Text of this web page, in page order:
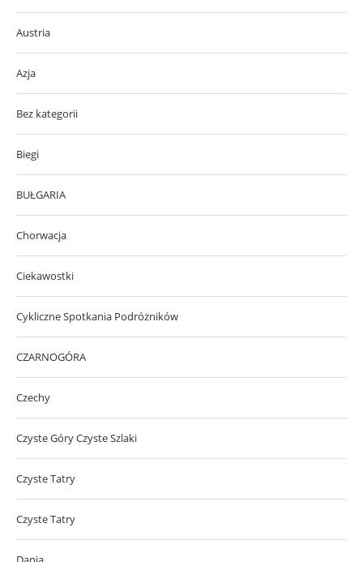
Austria
Azja
Bez kategorii
Biegi
BUŁGARIA
Chorwacja
Ciekawostki
Cykliczne Spotkania Podróżników
CZARNOGÓRA
Czechy
Czyste Góry Czyste Szlaki
Czyste Tatry
Czyste Tatry